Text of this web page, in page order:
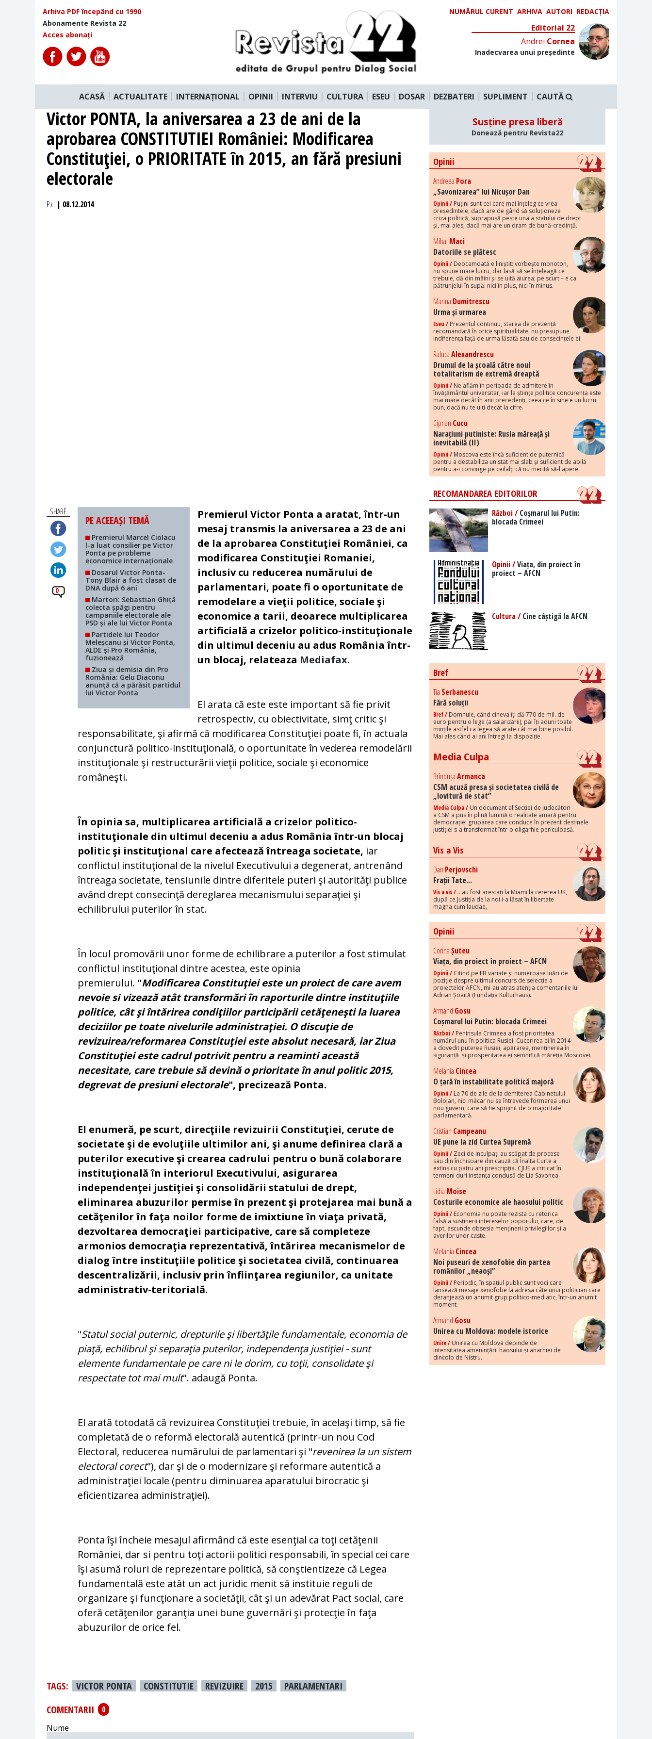
Arhiva PDF începând cu 1990
Abonamente Revista 22
Acces abonați
NUMĂRUL CURENT ARHIVA AUTORI REDACȚIA
Editorial 22
Andrei Cornea
Inadecvarea unui președinte
ACASĂ ACTUALITATE INTERNAȚIONAL OPINII INTERVIU CULTURA ESEU DOSAR DEZBATERI SUPLIMENT CAUTĂ
Victor PONTA, la aniversarea a 23 de ani de la
aprobarea CONSTITUTIEI României: Modificarea
Constituţiei, o PRIORITATE în 2015, an fără presiuni
electorale
P.c. | 08.12.2014
SHARE
0
PE ACEEAȘI TEMĂ
Premierul Marcel Ciolacu
l-a luat consilier pe Victor
Ponta pe probleme
economice internaționale
Dosarul Victor Ponta-
Tony Blair a fost clasat de
DNA după 6 ani
Martori: Sebastian Ghiță
colecta șpăgi pentru
campaniile electorale ale
PSD și ale lui Victor Ponta
Partidele lui Teodor
Meleșcanu și Victor Ponta,
ALDE și Pro România,
fuzionează
Ziua și demisia din Pro
România: Gelu Diaconu
anunță că a părăsit partidul
lui Victor Ponta
Premierul Victor Ponta a aratat, într-un
mesaj transmis la aniversarea a 23 de ani
de la aprobarea Constituţiei României, ca
modificarea Constituţiei Romaniei,
inclusiv cu reducerea numărului de
parlamentari, poate fi o oportunitate de
remodelare a vieţii politice, sociale şi
economice a tarii, deoarece multiplicarea
artificială a crizelor politico-instituţionale
din ultimul deceniu au adus România într-
un blocaj, relateaza Mediafax.
El arata că este este important să fie privit
retrospectiv, cu obiectivitate, simţ critic şi
responsabilitate, şi afirmă că modificarea Constituţiei poate fi, în actuala
conjunctură politico-instituţională, o oportunitate în vederea remodelării
instituţionale şi restructurării vieţii politice, sociale şi economice
româneşti.
În opinia sa, multiplicarea artificială a crizelor politico-
instituţionale din ultimul deceniu a adus România într-un blocaj
politic şi instituţional care afectează întreaga societate, iar
conflictul instituţional de la nivelul Executivului a degenerat, antrenând
întreaga societate, tensiunile dintre diferitele puteri şi autorităţi publice
având drept consecinţă dereglarea mecanismului separaţiei şi
echilibrului puterilor în stat.
În locul promovării unor forme de echilibrare a puterilor a fost stimulat
conflictul instituţional dintre acestea, este opinia
premierului. "Modificarea Constituţiei este un proiect de care avem
nevoie si vizează atât transformări în raporturile dintre instituţiile
politice, cât şi întărirea condiţiilor participării cetăţeneşti la luarea
deciziilor pe toate nivelurile administraţiei. O discuţie de
revizuirea/reformarea Constituţiei este absolut necesară, iar Ziua
Constituţiei este cadrul potrivit pentru a reaminti această
necesitate, care trebuie să devină o prioritate în anul politic 2015,
degrevat de presiuni electorale", precizează Ponta.
El enumeră, pe scurt, direcţiile revizuirii Constituţiei, cerute de
societate şi de evoluţiile ultimilor ani, şi anume definirea clară a
puterilor executive şi crearea cadrului pentru o bună colaborare
instituţională în interiorul Executivului, asigurarea
independenţei justiţiei şi consolidării statului de drept,
eliminarea abuzurilor permise în prezent şi protejarea mai bună a
cetăţenilor în faţa noilor forme de imixtiune în viaţa privată,
dezvoltarea democraţiei participative, care să completeze
armonios democraţia reprezentativă, întărirea mecanismelor de
dialog între instituţiile politice şi societatea civilă, continuarea
descentralizării, inclusiv prin înfiinţarea regiunilor, ca unitate
administrativ-teritorială.
"Statul social puternic, drepturile şi libertăţile fundamentale, economia de
piaţă, echilibrul şi separaţia puterilor, independenţa justiţiei - sunt
elemente fundamentale pe care ni le dorim, cu toţii, consolidate şi
respectate tot mai mult". adaugă Ponta.
El arată totodată că revizuirea Constituţiei trebuie, în acelaşi timp, să fie
completată de o reformă electorală autentică (printr-un nou Cod
Electoral, reducerea numărului de parlamentari şi "revenirea la un sistem
electoral corect"), dar şi de o modernizare şi reformare autentică a
administraţiei locale (pentru diminuarea aparatului birocratic şi
eficientizarea administraţiei).
Ponta îşi încheie mesajul afirmând că este esenţial ca toţi cetăţenii
României, dar si pentru toţi actorii politici responsabili, în special cei care
îşi asumă roluri de reprezentare politică, să conştientizeze că Legea
fundamentală este atât un act juridic menit să instituie reguli de
organizare şi funcţionare a societăţii, cât şi un adevărat Pact social, care
oferă cetăţenilor garanţia unei bune guvernări şi protecţie în faţa
abuzurilor de orice fel.
TAGS: VICTOR PONTA CONSTITUTIE REVIZUIRE 2015
PARLAMENTARI
COMENTARII
0
Nume
Susține presa liberă
Donează pentru Revista22
Opinii
Andreea Pora
„Savonizarea” lui Nicușor Dan
Opinii / Puțini sunt cei care mai înțeleg ce vrea
președintele, dacă are de gând să soluționeze
criza politică, suprapusă peste una a statului de drept
și, mai ales, dacă mai are un dram de bună-credință.
Mihai Maci
Datoriile se plătesc
Opinii / Deocamdată e liniștit: vorbește monoton,
nu spune mare lucru, dar lasă să se înțeleagă ce
trebuie, dă din mâini și se uită aiurea; pe scurt – e ca
pătrunjelul în supă: nici în plus, nici în minus.
Marina Dumitrescu
Urma și urmarea
Eseu / Prezentul continuu, starea de prezență
recomandată în orice spiritualitate, nu presupune
indiferența față de urma lăsată sau de consecințele ei.
RalucaAlexandrescu
Drumul de la școală către noul
totalitarism de extremă dreaptă
Opinii / Ne aflăm în perioada de admitere în
învățământul universitar, iar la științe politice concurența este
mai mare decât în anii precedenți, ceea ce în sine e un lucru
bun, dacă nu te uiți decât la cifre.
Ciprian Cucu
Narațiuni putiniste: Rusia măreață și
inevitabilă (II)
Opinii / Moscova este încă suficient de puternică
pentru a destabiliza un stat mai slab și suficient de abilă
pentru a-i convinge pe ceilalți că nu merită să-l apere.
RECOMANDAREA EDITORILOR
Război /Coșmarul lui Putin:
blocada Crimeei
Opinii /Viața, din proiect în
proiect – AFCN
Cultura /Cine câștigă la AFCN
Bref
Tia Serbanescu
Fără soluții
Bref / Domnule, când cineva îți dă 770 de mil. de
euro pentru o lege (a salarizării), păi îți aduni toate
mințile astfel ca legea să arate cât mai bine posibil.
Mai ales când ai ani întregi la dispoziție.
Media Culpa
BrîndușaArmanca
CSM acuză presa și societatea civilă de
„lovitură de stat”
Media Culpa / Un document al Secției de judecători
a CSM a pus în plină lumină o realitate amară pentru
democrație: gruparea care conduce în prezent destinele
justiției s-a transformat într-o oligarhie periculoasă.
Vis a Vis
Dan Perjovschi
Frații Tate...
Vis a vis / ...au fost arestați la Miami la cererea UK,
după ce Justiția de la noi i-a lăsat în libertate
magna cum laudae,
Opinii
CorinaȘuteu
Viața, din proiect în proiect – AFCN
Opinii / Citind pe FB variate și numeroase luări de
poziție despre ultimul concurs de selecție a
proiectelor AFCN, mi-au atras atenția comentariile lui
Adrian Șoaită (Fundația Kulturhaus).
Armand Gosu
Coșmarul lui Putin: blocada Crimeei
Război / Peninsula Crimeea a fost prioritatea
numărul unu în politica Rusiei. Cucerirea ei în 2014
a dovedit puterea Rusiei, apărarea, menținerea în
siguranță și prosperitatea ei semnifică măreția Moscovei.
Melania Cincea
O țară în instabilitate politică majoră
Opinii / La 70 de zile de la demiterea Cabinetului
Bolojan, nici măcar nu se întrevede formarea unui
nou guvern, care să fie sprijinit de o majoritate
parlamentară.
Cristian Campeanu
UE pune la zid Curtea Supremă
Opinii / Zeci de inculpați au scăpat de procese
sau din închisoare din cauză că Înalta Curte a
extins cu patru ani prescripția. CJUE a criticat în
termeni duri instanța condusă de Lia Savonea.
Lidia Moise
Costurile economice ale haosului politic
Opinii / Economia nu poate rezista cu retorica
falsă a susținerii intereselor poporului, care, de
fapt, ascunde obsesia menținerii privilegiilor și a
averilor unor caste.
Melania Cincea
Noi puseuri de xenofobie din partea
românilor „neaoși”
Opinii / Periodic, în spațiul public sunt voci care
lansează mesaje xenofobe la adresa câte unui politician care
deranjează un anumit grup politico-mediatic, într-un anumit
moment.
Armand Gosu
Unirea cu Moldova: modele istorice
Unire / Unirea cu Moldova depinde de
intensitatea amenințării haosului și anarhiei de
dincolo de Nistru.